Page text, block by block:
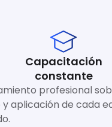
Capacitación
constante
profesional
y aplicación de cada